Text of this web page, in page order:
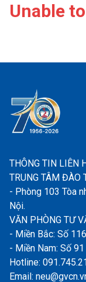
Unable
THÔNG TIN LIÊN
TRUNG TÂM ĐÀO
- Phòng 103 Tòa
Nội.
VĂN PHÒNG TƯ
- Miền Bắc: Số
- Miền Nam: Số
Hotline:
Email: